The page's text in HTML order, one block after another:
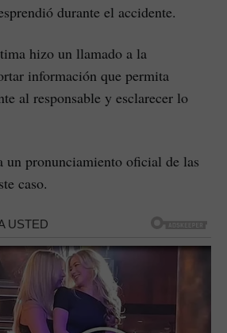
durante el accidente.
hizo un llamado a la
información que permita
al responsable y esclarecer lo
un pronunciamiento oficial de las
caso.